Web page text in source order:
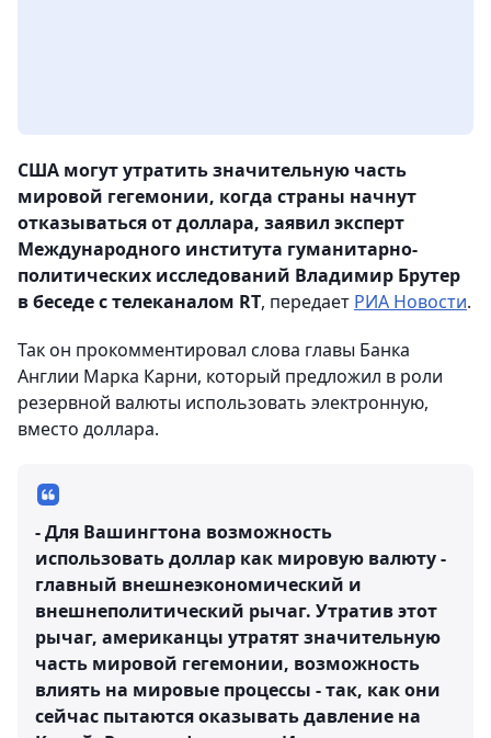
США могут утратить значительную часть
мировой гегемонии, когда страны начнут
отказываться от доллара, заявил эксперт
Международного института гуманитарно-
политических исследований Владимир Брутер
в беседе с телеканалом RT, передает РИА Новости.
Так он прокомментировал слова главы Банка
Англии Марка Карни, который предложил в роли
резервной валюты использовать электронную,
вместо доллара.
- Для Вашингтона возможность
использовать доллар как мировую валюту -
главный внешнеэкономический и
внешнеполитический рычаг. Утратив этот
рычаг, американцы утратят значительную
часть мировой гегемонии, возможность
влиять на мировые процессы - так, как они
сейчас пытаются оказывать давление на